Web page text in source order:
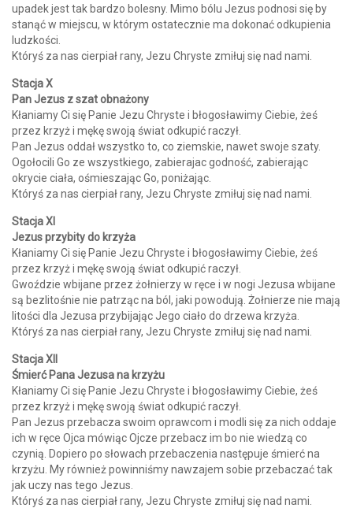
upadek jest tak bardzo bolesny. Mimo bólu Jezus podnosi się by
stanąć w miejscu, w którym ostatecznie ma dokonać odkupienia
ludzkości.
Któryś za nas cierpiał rany, Jezu Chryste zmiłuj się nad nami.
Stacja X
Pan Jezus z szat obnażony
Kłaniamy Ci się Panie Jezu Chryste i błogosławimy Ciebie, żeś
przez krzyż i mękę swoją świat odkupić raczył.
Pan Jezus oddał wszystko to, co ziemskie, nawet swoje szaty.
Ogołocili Go ze wszystkiego, zabierajac godność, zabierając
okrycie ciała, ośmieszając Go, poniżając.
Któryś za nas cierpiał rany, Jezu Chryste zmiłuj się nad nami.
Stacja XI
Jezus przybity do krzyża
Kłaniamy Ci się Panie Jezu Chryste i błogosławimy Ciebie, żeś
przez krzyż i mękę swoją świat odkupić raczył.
Gwoździe wbijane przez żołnierzy w ręce i w nogi Jezusa wbijane
są bezlitośnie nie patrząc na ból, jaki powodują. Żołnierze nie mają
litości dla Jezusa przybijając Jego ciało do drzewa krzyża.
Któryś za nas cierpiał rany, Jezu Chryste zmiłuj się nad nami.
Stacja XII
Śmierć Pana Jezusa na krzyżu
Kłaniamy Ci się Panie Jezu Chryste i błogosławimy Ciebie, żeś
przez krzyż i mękę swoją świat odkupić raczył.
Pan Jezus przebacza swoim oprawcom i modli się za nich oddaje
ich w ręce Ojca mówiąc Ojcze przebacz im bo nie wiedzą co
czynią. Dopiero po słowach przebaczenia następuje śmierć na
krzyżu. My również powinniśmy nawzajem sobie przebaczać tak
jak uczy nas tego Jezus.
Któryś za nas cierpiał rany, Jezu Chryste zmiłuj się nad nami.